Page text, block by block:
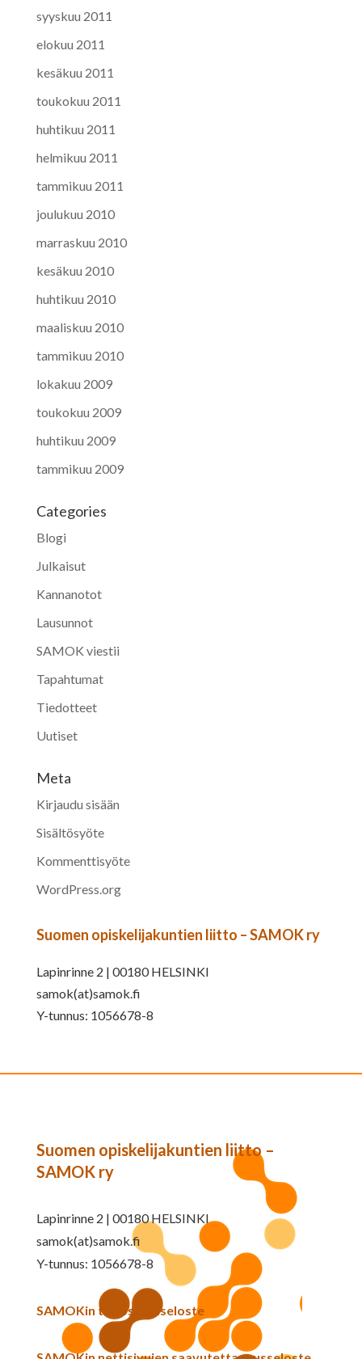
syyskuu 2011
elokuu 2011
kesäkuu 2011
toukokuu 2011
huhtikuu 2011
helmikuu 2011
tammikuu 2011
joulukuu 2010
marraskuu 2010
kesäkuu 2010
huhtikuu 2010
maaliskuu 2010
tammikuu 2010
lokakuu 2009
toukokuu 2009
huhtikuu 2009
tammikuu 2009
Categories
Blogi
Julkaisut
Kannanotot
Lausunnot
SAMOK viestii
Tapahtumat
Tiedotteet
Uutiset
Meta
Kirjaudu sisään
Sisältösyöte
Kommenttisyöte
WordPress.org
Suomen opiskelijakuntien liitto – SAMOK ry
Lapinrinne 2 | 00180 HELSINKI
samok(at)samok.fi
Y-tunnus: 1056678-8
Suomen opiskelijakuntien liitto –
SAMOK ry
Lapinrinne 2 | 00180 HELSINKI
samok(at)samok.fi
Y-tunnus: 1056678-8
SAMOKin tietosuojaseloste